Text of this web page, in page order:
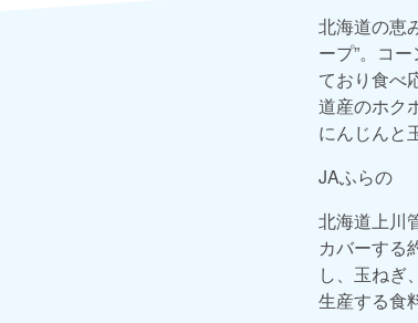
北海道の恵
ープ”。コ
ており食べ
道産のホク
にんじんと
JAふらの
北海道上川
カバーする
し、玉ねぎ
生産する食